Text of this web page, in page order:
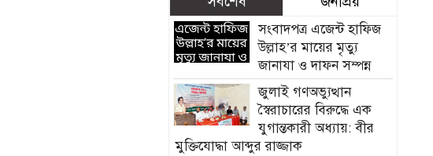
সংবাদপত্র এজেন্ট হাফিজ
উল্লাহ’র মায়ের মৃত্যু
জানাযা ও দাফন সম্পন্ন
জুলাই গণঅভ্যুত্থান
স্বৈরাচারের বিরুদ্ধে এক
যুগান্তকারী অধ্যায়: বীর
মুক্তিযোদ্ধা আব্দুর রাজ্জাক